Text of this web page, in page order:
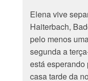
Elena vive
Haiterbach,
pelo menos
segunda a
está
casa tarde da